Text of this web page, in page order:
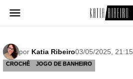
para
por Katia Ribeiro03/05/2025, 21:15
CROCHÊ JOGO DE BANHEIRO